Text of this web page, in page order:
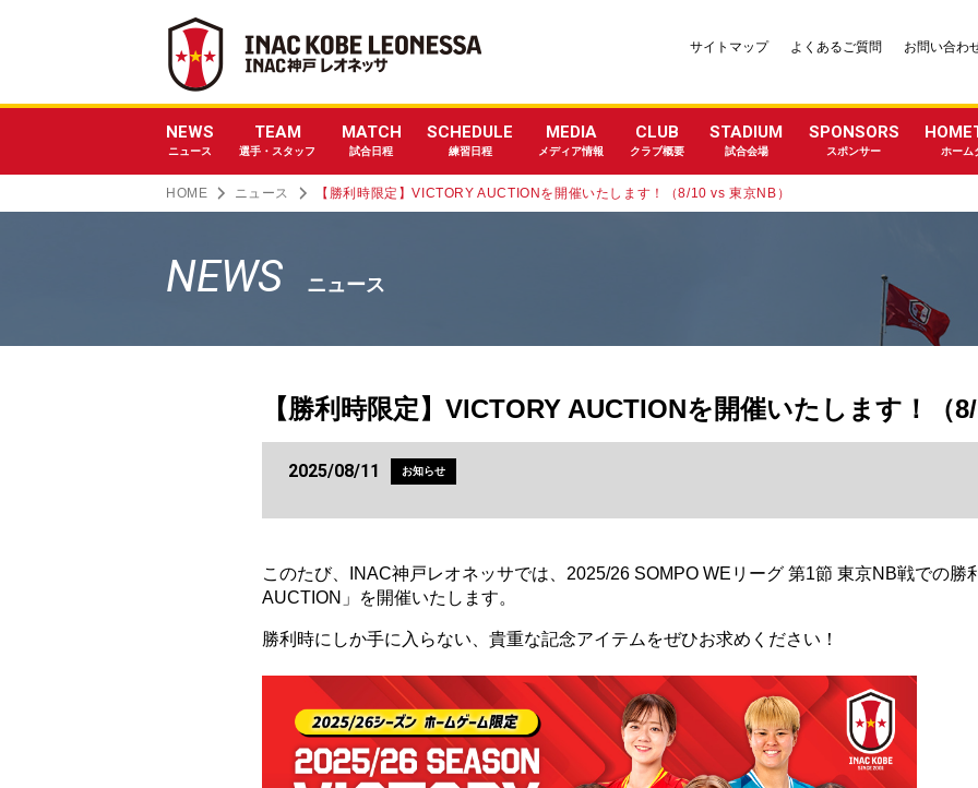
NEWS
ニュース
TEAM
選手・スタッフ
MATCH
試合日程
SCHEDULE
練習日程
MEDIA
メディア情報
CLUB
クラブ概要
STADIUM
試合会場
SPONSORS
スポンサー ホーム
サイトマップ よくあるご質問 お問い合わ
HOME ニュース 【勝利時限定】VICTORY AUCTIONを開催いたします！（8/10 vs 東京NB）
NEWS ニュース
【勝利時限定】VICTORY AUCTIONを開催いたします！（
2025/08/11 お知らせ
このたび、INAC神戸レオネッサでは、2025/26 SOMPO WEリーグ 第1節 東京NB戦での勝
AUCTION」を開催いたします。
勝利時にしか手に入らない、貴重な記念アイテムをぜひお求めください！